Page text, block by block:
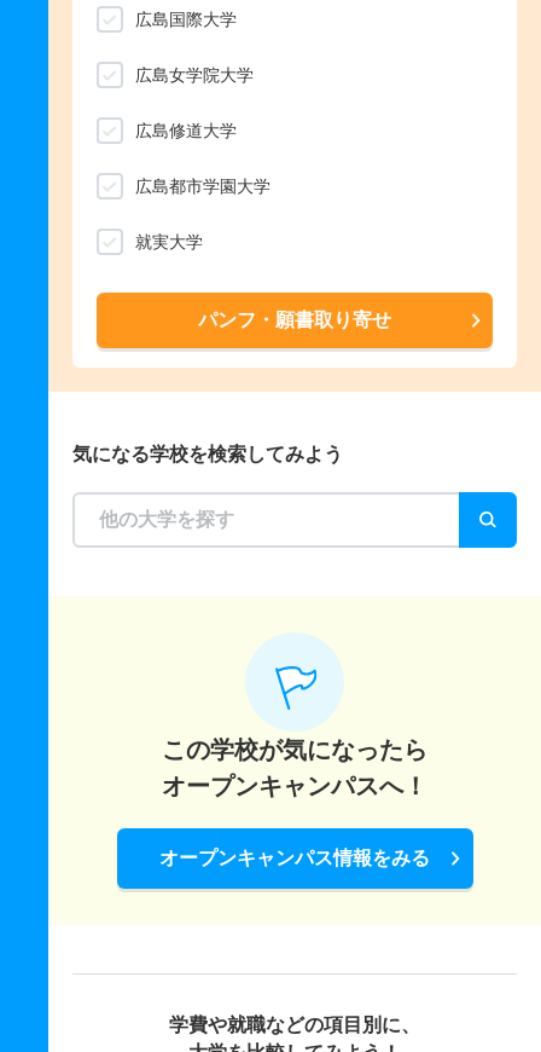
広島国際大学
広島女学院大学
広島修道大学
広島都市学園大学
就実大学
パンフ・願書取り寄せ
気になる学校を検索してみよう
この学校が気になったら
オープンキャンパスへ！
オープンキャンパス情報をみる
学費や就職などの項目別に、